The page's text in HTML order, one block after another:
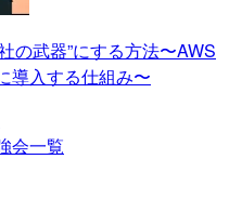
の武器”にする方法〜AWS
導入する仕組み〜
会一覧